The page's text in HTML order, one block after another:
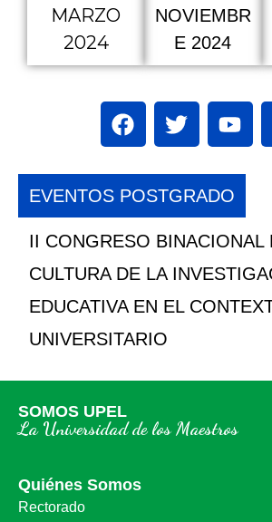
MARZO
2024
NOVIEMBR
E 2024
EVENTOS POSTGRADO
II CONGRESO BINACIONAL
CULTURA DE LA
EDUCATIVA EN EL
UNIVERSITARIO
SOMOS UPEL
La Universidad de los Maestros
Quiénes Somos
Rectorado